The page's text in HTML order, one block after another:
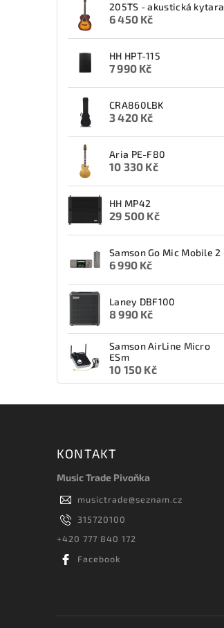
205TS - akustická kytara
6 450 Kč
HH HPT-115
7 990 Kč
CRA860LBK
3 420 Kč
Aria PE-F80
10 330 Kč
HH MP42
29 500 Kč
Samson Go Mic Mobile 2
6 990 Kč
Laney DBF100
8 990 Kč
Samson AirLine Micro
ESm
10 150 Kč
KONTAKT
Music Trade Pivoňka
musictrade@seznam.cz
315720100
+420 777 840 172
Facebook